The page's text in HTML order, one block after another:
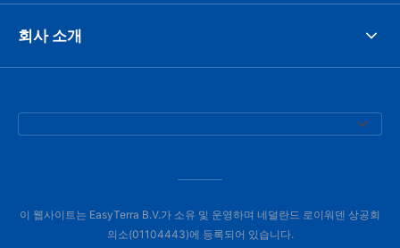
회사 소개
이 웹사이트는 EasyTerra B.V.가 소유 및 운영하며 네덜란드 로이워덴 상공회
의소(01104443)에 등록되어 있습니다.